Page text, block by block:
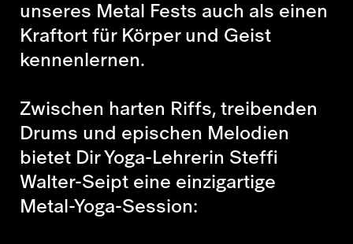
unseres Metal Fests auch als einen
Kraftort für Körper und Geist
kennenlernen.
Zwischen harten Riffs, treibenden
Drums und epischen Melodien
bietet Dir Yoga-Lehrerin Steffi
Walter-Seipt eine einzigartige
Metal-Yoga-Session: